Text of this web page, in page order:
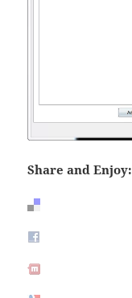
Share and Enjoy: